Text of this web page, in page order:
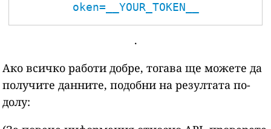
oken=__YOUR_TOKEN__
.
Ако всичко работи добре, тогава ще можете да
получите данните, подобни на резултата по-
долу: